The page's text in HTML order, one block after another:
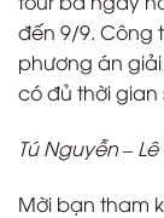
đến 9/9. Công
phương án
có đủ thời gian
Tú Nguyễn –
Mời bạn tham